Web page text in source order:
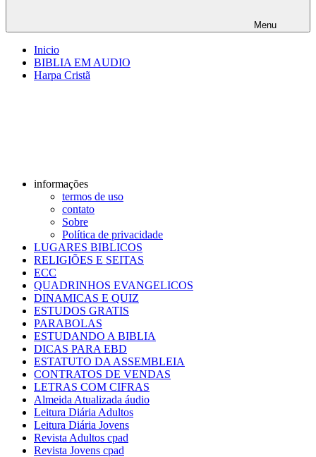
Menu
Inicio
BIBLIA EM AUDIO
Harpa Cristã
informações
termos de uso
contato
Sobre
Política de privacidade
LUGARES BIBLICOS
RELIGIÕES E SEITAS
ECC
QUADRINHOS EVANGELICOS
DINAMICAS E QUIZ
ESTUDOS GRATIS
PARABOLAS
ESTUDANDO A BIBLIA
DICAS PARA EBD
ESTATUTO DA ASSEMBLEIA
CONTRATOS DE VENDAS
LETRAS COM CIFRAS
Almeida Atualizada áudio
Leitura Diária Adultos
Leitura Diária Jovens
Revista Adultos cpad
Revista Jovens cpad